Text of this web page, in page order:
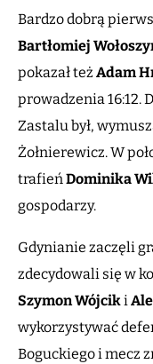
Bardzo dobrą
Bartłomiej
pokazał też Adam
prowadzenia 16:12.
Zastalu był,
Żołnierewicz. W
trafieńDominika
gospodarzy.
Gdynianie zaczęli
zdecydowali się w
Szymon Wójciki
wykorzystywać
Boguckiego i mecz